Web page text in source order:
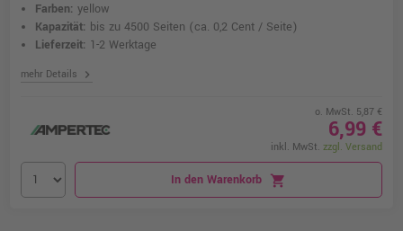
Farben: yellow
Kapazität: bis zu 4500 Seiten (ca. 0,2 Cent / Seite)
Lieferzeit: 1-2 Werktage
mehr Details chevron_right
o. MwSt. 5,87 €
6,99 €
inkl. MwSt. zzgl. Versand
In den Warenkorb shopping_cart